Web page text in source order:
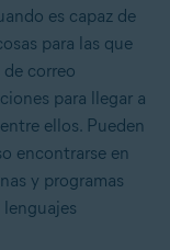
es capaz de
para las que
correo
para llegar a
ellos. Pueden
encontrarse en
y programas